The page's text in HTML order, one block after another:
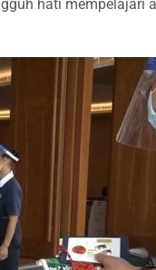
hati mempelajari